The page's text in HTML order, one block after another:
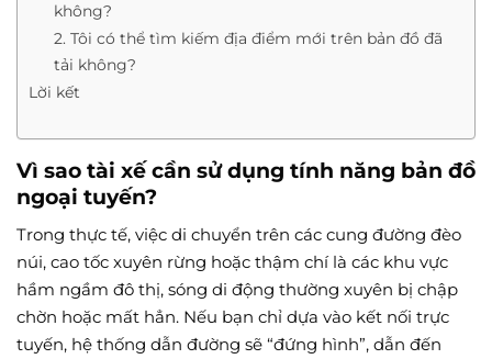
không?
2. Tôi có thể tìm kiếm địa điểm mới trên bản đồ đã
tải không?
Lời kết
Vì sao tài xế cần sử dụng tính năng bản đồ
ngoại tuyến?
Trong thực tế, việc di chuyển trên các cung đường đèo
núi, cao tốc xuyên rừng hoặc thậm chí là các khu vực
hầm ngầm đô thị, sóng di động thường xuyên bị chập
chờn hoặc mất hẳn. Nếu bạn chỉ dựa vào kết nối trực
tuyến, hệ thống dẫn đường sẽ “đứng hình”, dẫn đến